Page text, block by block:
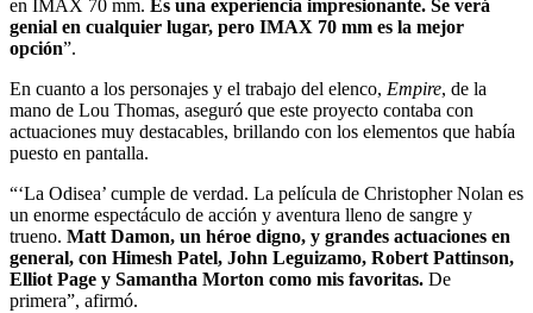
en IMAX 70 mm. Es una experiencia impresionante. Se verá
genial en cualquier lugar, pero IMAX 70 mm es la mejor
opción”.
En cuanto a los personajes y el trabajo del elenco, Empire, de la
mano de Lou Thomas, aseguró que este proyecto contaba con
actuaciones muy destacables, brillando con los elementos que había
puesto en pantalla.
“‘La Odisea’ cumple de verdad. La película de Christopher Nolan es
un enorme espectáculo de acción y aventura lleno de sangre y
trueno. Matt Damon, un héroe digno, y grandes actuaciones en
general, con Himesh Patel, John Leguizamo, Robert Pattinson,
Elliot Page y Samantha Morton como mis favoritas. De
primera”, afirmó.